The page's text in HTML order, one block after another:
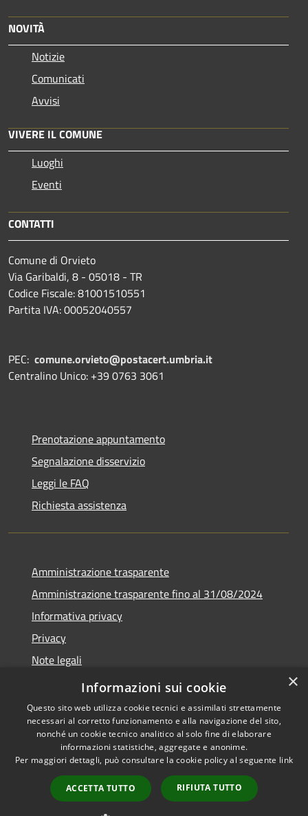
NOVITÀ
Notizie
Comunicati
Avvisi
VIVERE IL COMUNE
Luoghi
Eventi
CONTATTI
Comune di Orvieto
Via Garibaldi, 8 - 05018 - TR
Codice Fiscale: 81001510551
Partita IVA: 00052040557
PEC: comune.orvieto@postacert.umbria.it
Centralino Unico: +39 0763 3061
Prenotazione appuntamento
Segnalazione disservizio
Leggi le FAQ
Richiesta assistenza
Amministrazione trasparente
Amministrazione trasparente fino al 31/08/2024
Informativa privacy
Privacy
Note legali
Dichiarazione di accessibilità
Accessibilità
Copyright © 2026 • Comune di
Orvieto • Powered by
Municipium•
Accesso
redazione
×
Informazioni sui cookie
Questo sito web utilizza cookie tecnici e assimilati strettamente
necessari al corretto funzionamento e alla navigazione del sito,
nonché un cookie tecnico analitico al solo fine di elaborare
informazioni statistiche, aggregate e anonime.
Per maggiori dettagli, può consultare la cookie policy al seguente link
ACCETTA TUTTO RIFIUTA TUTTO